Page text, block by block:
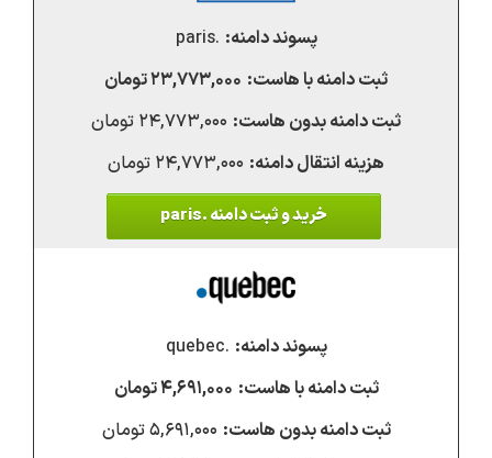
.paris
۲۳,۷۷۳,۰۰۰ تومان
۲۴,۷۷۳,۰۰۰ تومان
۲۴,۷۷۳,۰۰۰ تومان
خرید و ثبت دامنه .paris
.quebec
۴,۶۹۱,۰۰۰ تومان
۵,۶۹۱,۰۰۰ تومان